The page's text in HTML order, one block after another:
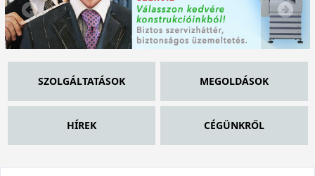
SZOLGÁLTATÁSOK MEGOLDÁSOK
HÍREK CÉGÜNKRŐL